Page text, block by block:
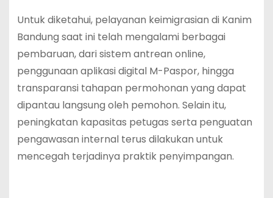
Untuk diketahui, pelayanan keimigrasian di Kanim
Bandung saat ini telah mengalami berbagai
pembaruan, dari sistem antrean online,
penggunaan aplikasi digital M-Paspor, hingga
transparansi tahapan permohonan yang dapat
dipantau langsung oleh pemohon. Selain itu,
peningkatan kapasitas petugas serta penguatan
pengawasan internal terus dilakukan untuk
mencegah terjadinya praktik penyimpangan.